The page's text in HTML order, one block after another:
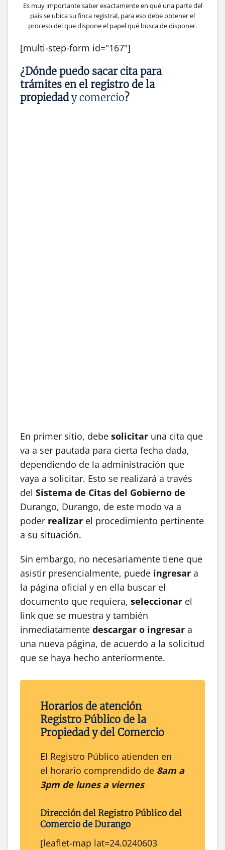
Es muy importante saber exactamente en qué una parte del
país se ubica su finca registral, para eso debe obtener el
proceso del que dispone el papel qué busca de disponer.
[multi-step-form id="167"]
¿Dónde puedo sacar cita para
trámites en el registro de la
propiedady comercio?
En primer sitio, debe solicitar una cita que
va a ser pautada para cierta fecha dada,
dependiendo de la administración que
vaya a solicitar. Esto se realizará a través
del Sistema de Citas del Gobierno de
Durango, Durango, de este modo va a
poder realizar el procedimiento pertinente
a su situación.
Sin embargo, no necesariamente tiene que
asistir presencialmente, puede ingresar a
la página oficial y en ella buscar el
documento que requiera, seleccionar el
link que se muestra y también
inmediatamente descargar o ingresar a
una nueva página, de acuerdo a la solicitud
que se haya hecho anteriormente.
Horarios de atención
Registro Público de la
Propiedad y del Comercio
El Registro Público atienden en
el horario comprendido de 8am a
3pm de lunes a viernes
Dirección delRegistro Públicodel
ComerciodeDurango
[leaflet-map lat=24.0240603